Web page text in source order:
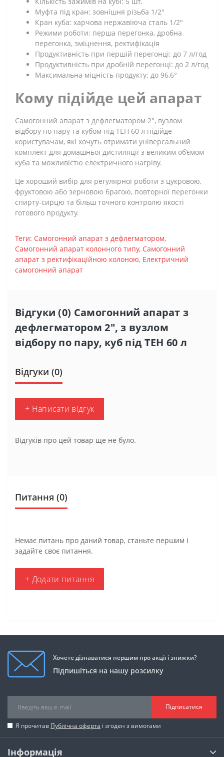
Муфта під кран: зовнішня різьба 1/2"
Кран куба: харчова нержавіюча сталь 1/2"
Режими роботи: перша перегонка, дробна
перегонка, зміцнення, ректифікація
Продуктивність при першій перегонці: до 7 л/год
Продуктивність при дробній перегонці: до 2 л/год
Максимальна міцність продукту: до 96,6°
Кому підійде цей апарат
Самогонний апарат з дефлегматором 2", вузлом
відбору по пару та кубом під ТЕН 60 л підійде
користувачам, які хочуть отримати універсальний
комплект для домашньої дистиляції з великим об’ємом
куба та можливістю електричного нагріву.
Це хороший вибір для регулярної роботи з цукровою,
фруктовою або зерновою брагою, повторної перегонки
спирту-сирцю та більш точного контролю якості
готового продукту.
Теги: Самогонний апарат з дефлегматором,
Самогонний апарат колонного типу, Самогонний
апарат з ректифікаційною колоною, Електричний
самогонний апарат
Відгуки (0) Самогонний апарат з
дефлегматором 2", з вузлом
відбору по пару, куб під ТЕН 60 л
Відгуки (0)
+ Написати відгук
Відгуків про цей товар ще не було.
Питання (0)
Немає питань про даний товар, станьте першим і
задайте своє питання.
+ Додати питання
Хочете дізнаватися першим про акції і знижки?
Підпишіться на нашу розсилку
Підписатися
Я прочитав Публічна оферта і згоден з вимогами
Інформація